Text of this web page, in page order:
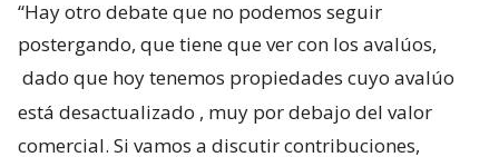
“Hay otro debate que no podemos seguir
postergando, que tiene que ver con los avalúos,
dado que hoy tenemos propiedades cuyo avalúo
está desactualizado , muy por debajo del valor
comercial. Si vamos a discutir contribuciones,